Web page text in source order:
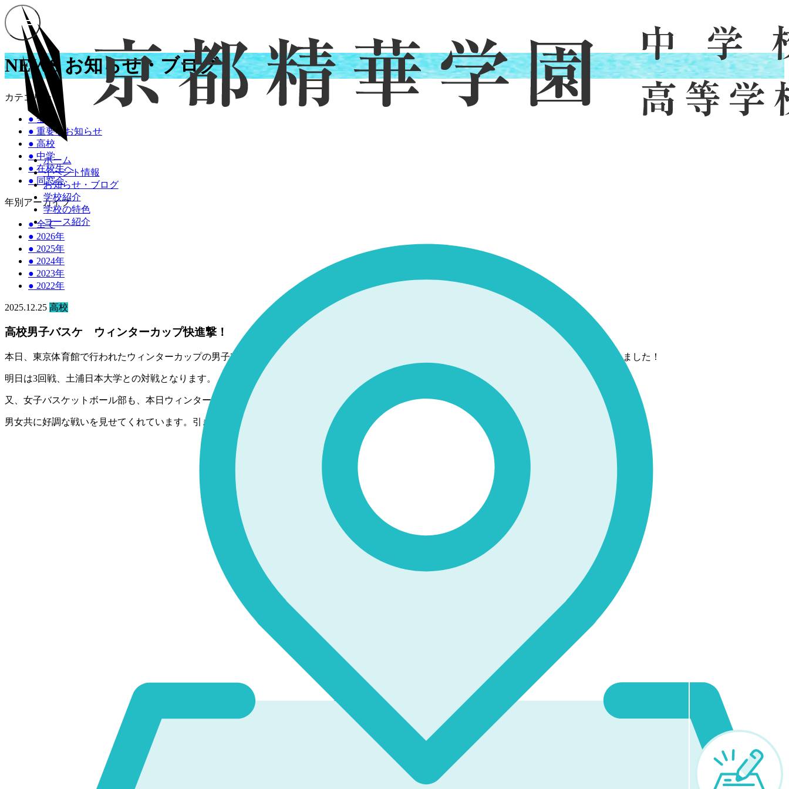
ホーム
イベント情報
お知らせ・ブログ
学校紹介
学校の特色
コース紹介
NEWS お知らせ・ブログ
カテゴリー
●全て
● 重要なお知らせ
● 高校
● 中学
● 在校生へ
● 同窓会
年別アーカイブ
●全て
● 2026年
● 2025年
● 2024年
● 2023年
● 2022年
2025.12.25 高校
高校男子バスケ ウィンターカップ快進撃！
本日、東京体育館で行われたウィンターカップの男子2回戦で、本校の男子バスケットボール部がシード校の福井県の北陸高校に78-76で見事勝利しました！
明日は3回戦、土浦日本大学との対戦となります。
又、女子バスケットボール部も、本日ウィンターカップ3回戦で見事勝利し、ベスト8に進出しました！
男女共に好調な戦いを見せてくれています。引き続き、応募どうぞよろしくお願い致します！